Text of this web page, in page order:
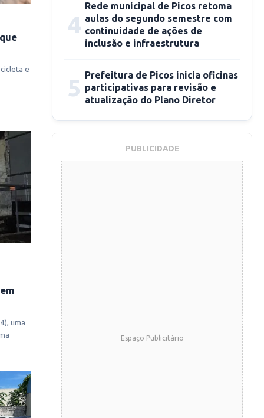
e
uma
4
Rede municipal de Picos retoma
aulas do segundo semestre com
continuidade de ações de
inclusão e infraestrutura
5 Prefeitura de Picos inicia oficinas
participativas para revisão e
atualização do Plano Diretor
PUBLICIDADE
Espaço Publicitário